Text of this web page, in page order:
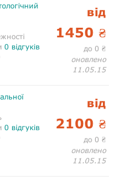
0 відгуків
від
1450 ₴
до 0 ₴
оновлено
11.05.15
0 відгуків
від
2100 ₴
до 0 ₴
оновлено
11.05.15